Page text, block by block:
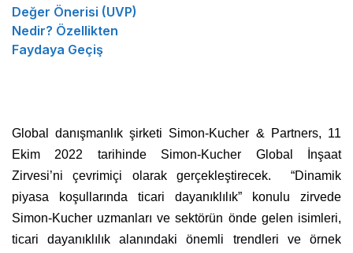
Değer Önerisi (UVP)
Nedir? Özellikten
Faydaya Geçiş
Global danışmanlık şirketi Simon-Kucher & Partners, 11
Ekim 2022 tarihinde Simon-Kucher Global İnşaat
Zirvesi’ni
çevrimiçi olarak gerçekleştirecek.
“Dinamik
piyasa koşullarında ticari dayanıklılık” konulu zirvede
Simon-Kucher uzmanları ve sektörün önde gelen isimleri,
ticari
dayanıklılık alanındaki önemli trendleri ve örnek